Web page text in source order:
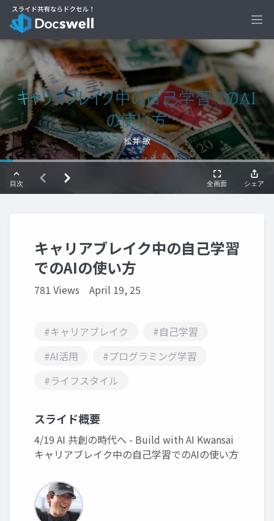
キャリアブレイク中の自己学習
でのAIの使い方
781 Views April 19, 25
#キャリアブレイク
#自己学習
#AI活用
#プログラミング学習
#ライフスタイル
スライド概要
4/19 AI 共創の時代へ - Build with AI Kwansai
キャリアブレイク中の自己学習でのAIの使い方